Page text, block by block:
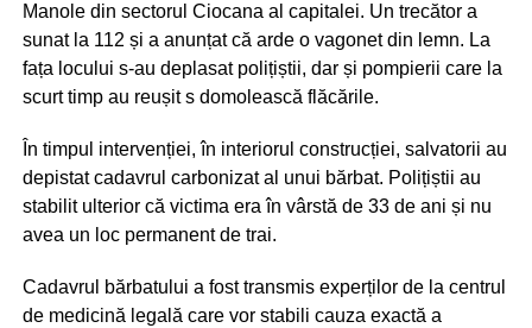
Manole din sectorul Ciocana al capitalei. Un trecător a
sunat la 112 și a anunțat că arde o vagonet din lemn. La
fața locului s-au deplasat polițiștii, dar și pompierii care la
scurt timp au reușit s domolească flăcările.
În timpul intervenției, în interiorul construcției, salvatorii au
depistat cadavrul carbonizat al unui bărbat. Polițiștii au
stabilit ulterior că victima era în vârstă de 33 de ani și nu
avea un loc permanent de trai.
Cadavrul bărbatului a fost transmis experților de la centrul
de medicină legală care vor stabili cauza exactă a